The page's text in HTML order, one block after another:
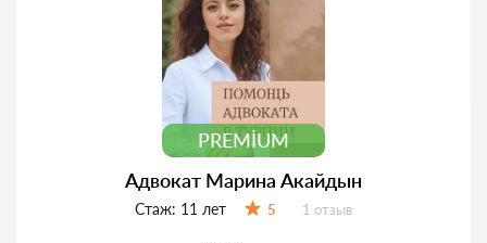
PREMIUM
Адвокат Марина Акайдын
Стаж: 11 лет 5 Отзывов:
1 отзыв